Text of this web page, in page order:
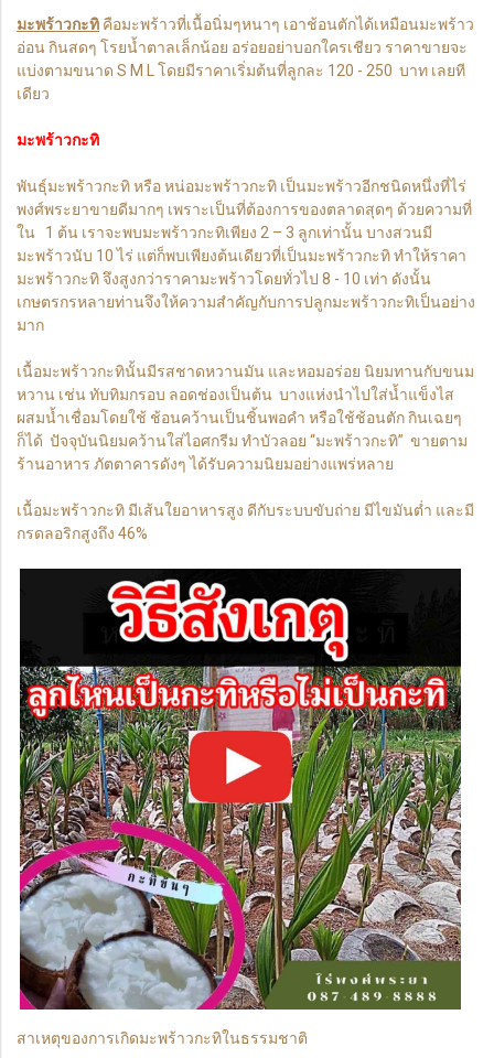
มะพร้าวกะทิ คือมะพร้าวที่เนื้อนิ่มๆหนาๆ เอาช้อนตักได้เหมือนมะพร้าว
อ่อน กินสดๆ โรยน้ำตาลเล็กน้อย อร่อยอย่าบอกใครเชียว ราคาขายจะ
แบ่งตามขนาด S M L โดยมีราคาเริ่มต้นที่ลูกละ 120 - 250 บาท เลยที
เดียว
มะพร้าวกะทิ
พันธุ์มะพร้าวกะทิ หรือ หน่อมะพร้าวกะทิ เป็นมะพร้าวอีกชนิดหนึ่งที่ไร่
พงศ์พระยาขายดีมากๆ เพราะเป็นที่ต้องการของตลาดสุดๆ ด้วยความที่
ใน 1 ต้น เราจะพบมะพร้าวกะทิเพียง 2 – 3 ลูกเท่านั้น บางสวนมี
มะพร้าวนับ 10 ไร่ แต่ก็พบเพียงต้นเดียวที่เป็นมะพร้าวกะทิ ทำให้ราคา
มะพร้าวกะทิ จึงสูงกว่าราคามะพร้าวโดยทั่วไป 8 - 10 เท่า ดังนั้น
เกษตรกรหลายท่านจึงให้ความสำคัญกับการปลูกมะพร้าวกะทิเป็นอย่าง
มาก
เนื้อมะพร้าวกะทินั้นมีรสชาดหวานมัน และหอมอร่อย นิยมทานกับขนม
หวาน เช่น ทับทิมกรอบ ลอดช่องเป็นต้น บางแห่งนำไปใส่น้ำแข็งไส
ผสมน้ำเชื่อมโดยใช้ ช้อนคว้านเป็นชิ้นพอคำ หรือใช้ช้อนตัก กินเฉยๆ
ก็ได้ ปัจจุบันนิยมคว้านใส่ไอศกรีม ทำบัวลอย “มะพร้าวกะทิ” ขายตาม
ร้านอาหาร ภัตตาคารดังๆ ได้รับความนิยมอย่างแพร่หลาย
เนื้อมะพร้าวกะทิ มีเส้นใยอาหารสูง ดีกับระบบขับถ่าย มีไขมันต่ำ และมี
กรดลอริกสูงถึง 46%
สาเหตุของการเกิดมะพร้าวกะทิในธรรมชาติ